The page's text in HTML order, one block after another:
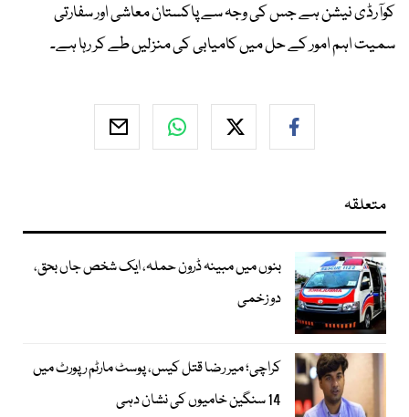
کوآرڈی نیشن ہے جس کی وجہ سے پاکستان معاشی اور سفارتی
سمیت اہم امور کے حل میں کامیابی کی منزلیں طے کر رہا ہے۔
متعلقہ
بنوں میں مبینہ ڈرون حملہ، ایک شخص جاں بحق،
دو زخمی
کراچی؛ میر رضا قتل کیس، پوسٹ مارٹم رپورٹ میں
14 سنگین خامیوں کی نشان دہی